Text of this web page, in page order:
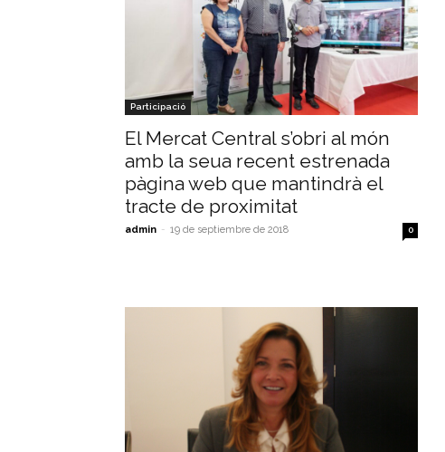
Participació
El Mercat Central s’obri al món
amb la seua recent estrenada
pàgina web que mantindrà el
tracte de proximitat
admin - 19 de septiembre de 2018 0